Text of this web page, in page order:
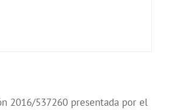
2016/537260 presentada por el